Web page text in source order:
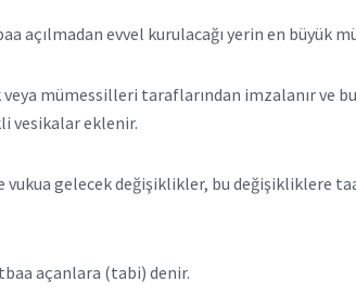
açılmadan evvel kurulacağı yerin en büyük
mümessilleri taraflarından imzalanır ve
vesikalar eklenir.
gelecek değişiklikler, bu değişikliklere
açanlara (tabi) denir.